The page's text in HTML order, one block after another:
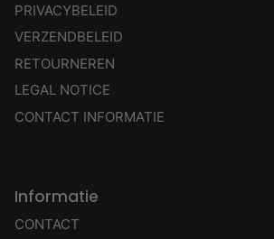
PRIVACYBELEID
VERZENDBELEID
RETOURNEREN
LEGAL NOTICE
CONTACT INFORMATIE
Informatie
CONTACT